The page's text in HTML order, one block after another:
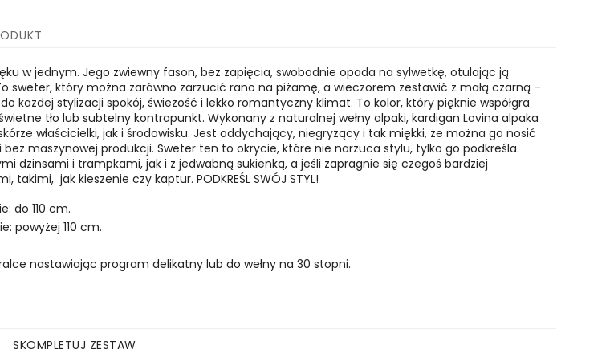
w jednym. Jego zwiewny fason, bez zapięcia, swobodnie opada na sylwetkę, otulając ją
sweter, który można zarówno zarzucić rano na piżamę, a wieczorem zestawić z małą czarną –
każdej stylizacji spokój, świeżość i lekko romantyczny klimat. To kolor, który pięknie współgra
tło lub subtelny kontrapunkt. Wykonany z naturalnej wełny alpaki, kardigan Lovina alpaka
właścicielki, jak i środowisku. Jest oddychający, niegryzący i tak miękki, że można go nosić
bez maszynowej produkcji. Sweter ten to okrycie, które nie narzuca stylu, tylko go podkreśla.
dżinsami i trampkami, jak i z jedwabną sukienką, a jeśli zapragnie się czegoś bardziej
jak kieszenie czy kaptur. PODKREŚL SWÓJ STYL!
do 110 cm.
powyżej 110 cm.
nastawiając program delikatny lub do wełny na 30 stopni.
SKOMPLETUJ ZESTAW